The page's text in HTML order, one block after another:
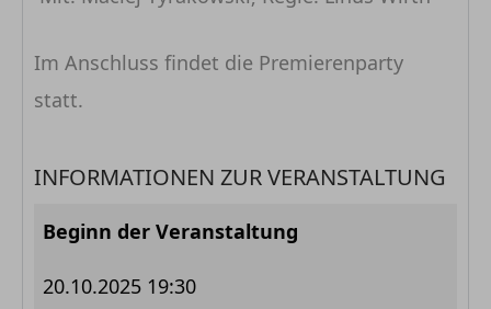
Im Anschluss findet die Premierenparty
statt.
INFORMATIONEN ZUR VERANSTALTUNG
Beginn der Veranstaltung
20.10.2025 19:30